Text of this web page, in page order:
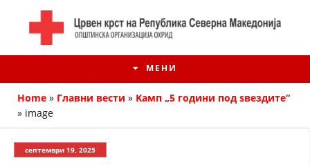
МЕНИ
Home » Главни вести » Kамп „5 години под ѕвездите“
» image
септември 19, 2025